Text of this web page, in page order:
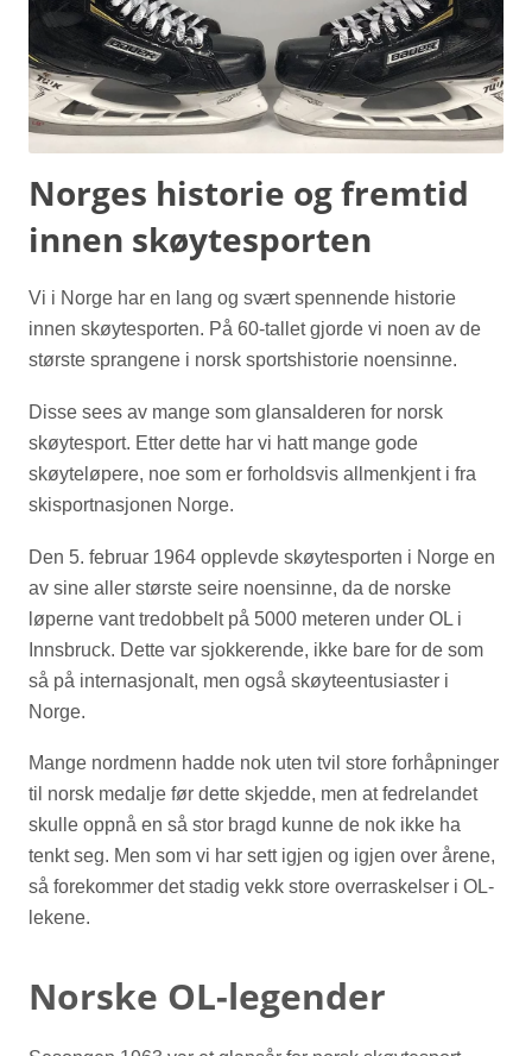
Norges historie og fremtid
innen skøytesporten
Vi i Norge har en lang og svært spennende historie
innen skøytesporten. På 60-tallet gjorde vi noen av de
største sprangene i norsk sportshistorie noensinne.
Disse sees av mange som glansalderen for norsk
skøytesport. Etter dette har vi hatt mange gode
skøyteløpere, noe som er forholdsvis allmenkjent i fra
skisportnasjonen Norge.
Den 5. februar 1964 opplevde skøytesporten i Norge en
av sine aller største seire noensinne, da de norske
løperne vant tredobbelt på 5000 meteren under OL i
Innsbruck. Dette var sjokkerende, ikke bare for de som
så på internasjonalt, men også skøyteentusiaster i
Norge.
Mange nordmenn hadde nok uten tvil store forhåpninger
til norsk medalje før dette skjedde, men at fedrelandet
skulle oppnå en så stor bragd kunne de nok ikke ha
tenkt seg. Men som vi har sett igjen og igjen over årene,
så forekommer det stadig vekk store overraskelser i OL-
lekene.
Norske OL-legender